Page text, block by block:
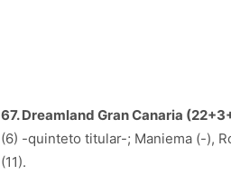
67. Dreamland Gran Canaria
(6) -quinteto titular-; Maniema (-),
(11).